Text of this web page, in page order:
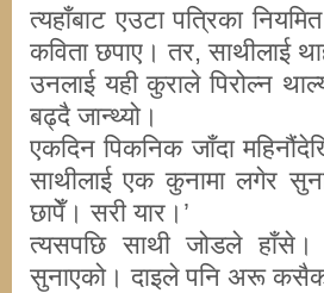
त्यहाँबाट एउटा पत्रिका
कविता छपाए। तर, साथीलाई
उनलाई यही कुराले पिरोल्न
बढ्दै जान्थ्यो।
एकदिन पिकनिक जाँदा
साथीलाई एक कुनामा लगेर
छापेँ। सरी यार।’
त्यसपछि साथी जोडले
सुनाएको। दाइले पनि अरू